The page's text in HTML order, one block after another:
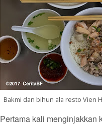
Bakmi dan bihun ala resto Vien
Pertama kali menginjakkan